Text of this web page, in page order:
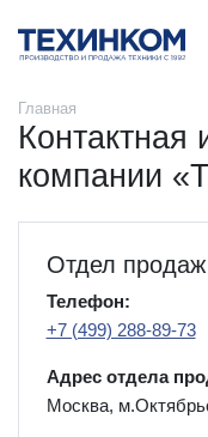
Главная
компании
Отдел
Телефон:
+7 (499) 288-89-73
Адрес отдела
Москва,